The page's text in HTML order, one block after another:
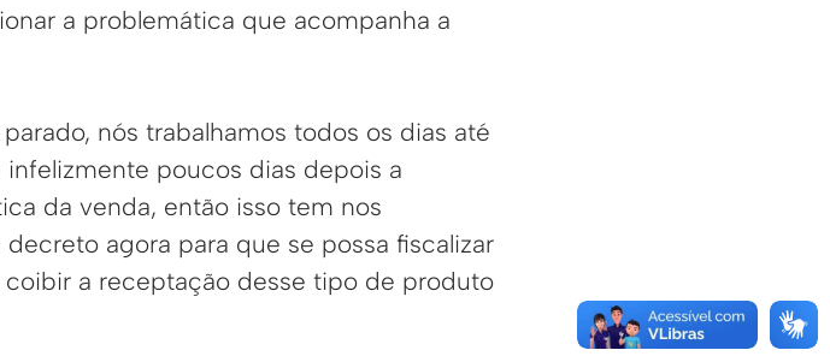
a problemática que acompanha a
nós trabalhamos todos os dias até
poucos dias depois a
da venda, então isso tem nos
agora para que se possa fiscalizar
a receptação desse tipo de produto